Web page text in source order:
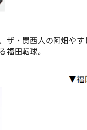
ザ・関西人の阿畑やす
福田転球。